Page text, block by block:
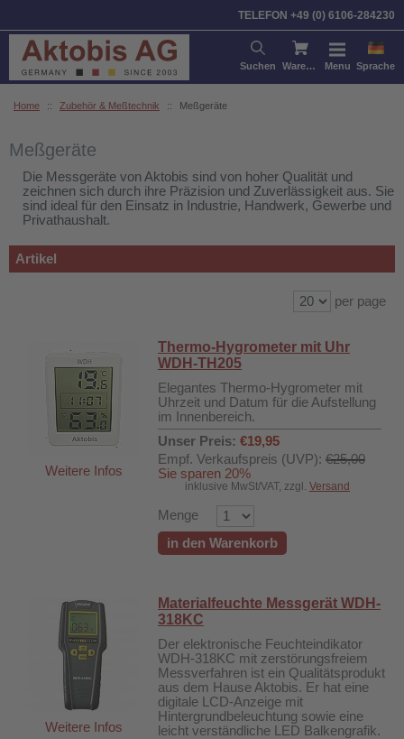
TELEFON +49 (0) 6106-284230
Suchen Warenkorb Menu Sprache
Home :: Zubehör & Meßtechnik :: Meßgeräte
Meßgeräte
Die Messgeräte von Aktobis sind von hoher Qualität und
zeichnen sich durch ihre Präzision und Zuverlässigkeit aus. Sie
sind ideal für den Einsatz in Industrie, Handwerk, Gewerbe und
Privathaushalt.
Artikel
Sortieren nach: Artikel Preis
per page
Weitere Infos
Thermo-Hygrometer mit Uhr
WDH-TH205
Elegantes Thermo-Hygrometer mit
Uhrzeit und Datum für die Aufstellung
im Innenbereich.
Unser Preis: €19,95
Empf. Verkaufspreis (UVP): €25,00
Sie sparen 20%
inklusive MwSt/VAT, zzgl. Versand
Menge
in den Warenkorb
Weitere Infos
Materialfeuchte Messgerät WDH-
318KC
Der elektronische Feuchteindikator
WDH-318KC mit zerstörungsfreiem
Messverfahren ist ein Qualitätsprodukt
aus dem Hause Aktobis. Er hat eine
digitale LCD-Anzeige mit
Hintergrundbeleuchtung sowie eine
leicht verständliche LED Balkengrafik.